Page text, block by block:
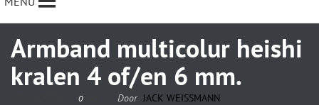
Armband multicolur heishi
kralen 4 of/en 6 mm.
0 Door JACK WEISSMANN